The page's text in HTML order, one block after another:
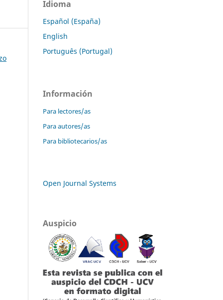
Idioma
Español (España)
English
Português (Portugal)
Información
Para lectores/as
Para autores/as
Para bibliotecarios/as
Open Journal Systems
Auspicio